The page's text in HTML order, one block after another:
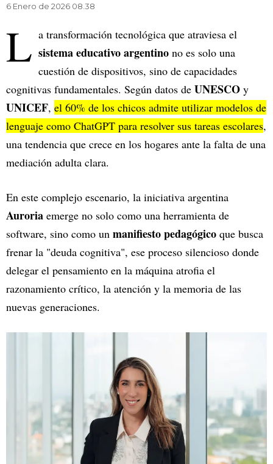
6 Enero de 2026 08.38
L a transformación tecnológica que atraviesa el
sistema educativo argentino no es solo una
cuestión de dispositivos, sino de capacidades
cognitivas fundamentales. Según datos de UNESCO y
UNICEF, el 60% de los chicos admite utilizar modelos de
lenguaje como ChatGPT para resolver sus tareas escolares,
una tendencia que crece en los hogares ante la falta de una
mediación adulta clara.
En este complejo escenario, la iniciativa argentina
Auroria emerge no solo como una herramienta de
software, sino como un manifiesto pedagógico que busca
frenar la "deuda cognitiva", ese proceso silencioso donde
delegar el pensamiento en la máquina atrofia el
razonamiento crítico, la atención y la memoria de las
nuevas generaciones.